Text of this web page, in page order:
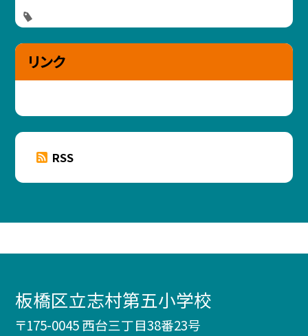
リンク
RSS
板橋区立志村第五小学校
〒175-0045 西台三丁目38番23号